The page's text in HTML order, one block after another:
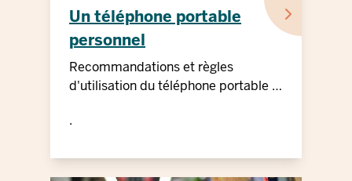
Un téléphone portable
personnel
Recommandations et règles
d'utilisation du téléphone portable à
.